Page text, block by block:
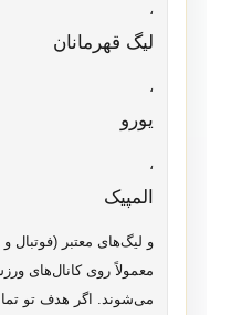
،
لیگ قهرمانان
،
یورو
،
المپیک
و لیگ‌های معتبر (فوتبال
معمولاً روی کانال‌های
می‌شوند. اگر هدف تو